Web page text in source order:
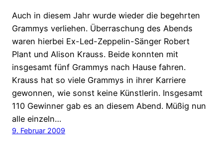
Auch in diesem Jahr wurde wieder die begehrten
Grammys verliehen. Überraschung des Abends
waren hierbei Ex-Led-Zeppelin-Sänger Robert
Plant und Alison Krauss. Beide konnten mit
insgesamt fünf Grammys nach Hause fahren.
Krauss hat so viele Grammys in ihrer Karriere
gewonnen, wie sonst keine Künstlerin. Insgesamt
110 Gewinner gab es an diesem Abend. Müßig nun
alle einzeln…
9. Februar 2009